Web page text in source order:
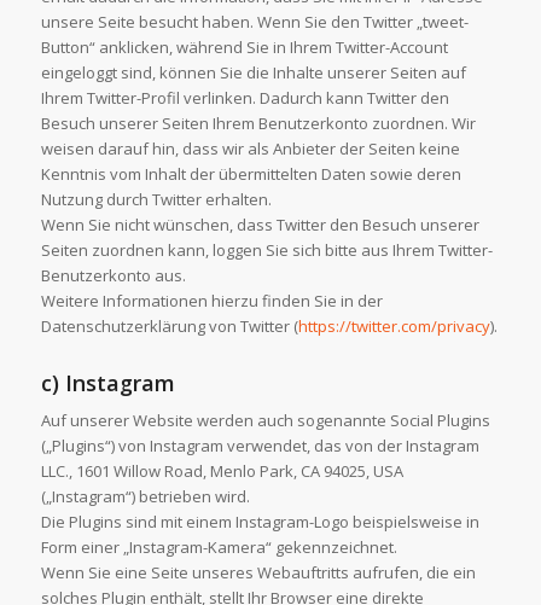
unsere Seite besucht haben. Wenn Sie den Twitter „tweet-
Button“ anklicken, während Sie in Ihrem Twitter-Account
eingeloggt sind, können Sie die Inhalte unserer Seiten auf
Ihrem Twitter-Profil verlinken. Dadurch kann Twitter den
Besuch unserer Seiten Ihrem Benutzerkonto zuordnen. Wir
weisen darauf hin, dass wir als Anbieter der Seiten keine
Kenntnis vom Inhalt der übermittelten Daten sowie deren
Nutzung durch Twitter erhalten.
Wenn Sie nicht wünschen, dass Twitter den Besuch unserer
Seiten zuordnen kann, loggen Sie sich bitte aus Ihrem Twitter-
Benutzerkonto aus.
Weitere Informationen hierzu finden Sie in der
Datenschutzerklärung von Twitter (https://twitter.com/privacy).
c) Instagram
Auf unserer Website werden auch sogenannte Social Plugins
(„Plugins“) von Instagram verwendet, das von der Instagram
LLC., 1601 Willow Road, Menlo Park, CA 94025, USA
(„Instagram“) betrieben wird.
Die Plugins sind mit einem Instagram-Logo beispielsweise in
Form einer „Instagram-Kamera“ gekennzeichnet.
Wenn Sie eine Seite unseres Webauftritts aufrufen, die ein
solches Plugin enthält, stellt Ihr Browser eine direkte